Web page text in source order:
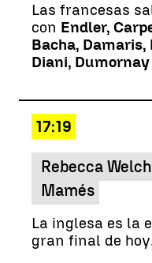
Las francesas
con Endler,
Bacha, Damaris,
Diani,
17:19
Rebecca
Mamés
La inglesa es la
gran final de